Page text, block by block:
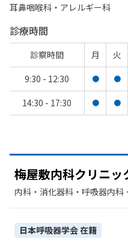
耳鼻咽喉科・​アレルギー科
診療時間
診察時間 月 火
9:30 - 12:30
● ●
14:30 - 17:30 ● ●
梅屋敷内科クリニッ
内科・​消化器科・​呼吸器内
日本呼吸器学会在籍